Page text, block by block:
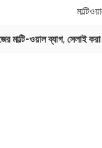
মাল্টি-ওয়াল ব্যাগ, সেলাই